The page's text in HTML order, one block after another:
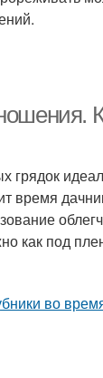
время
как под